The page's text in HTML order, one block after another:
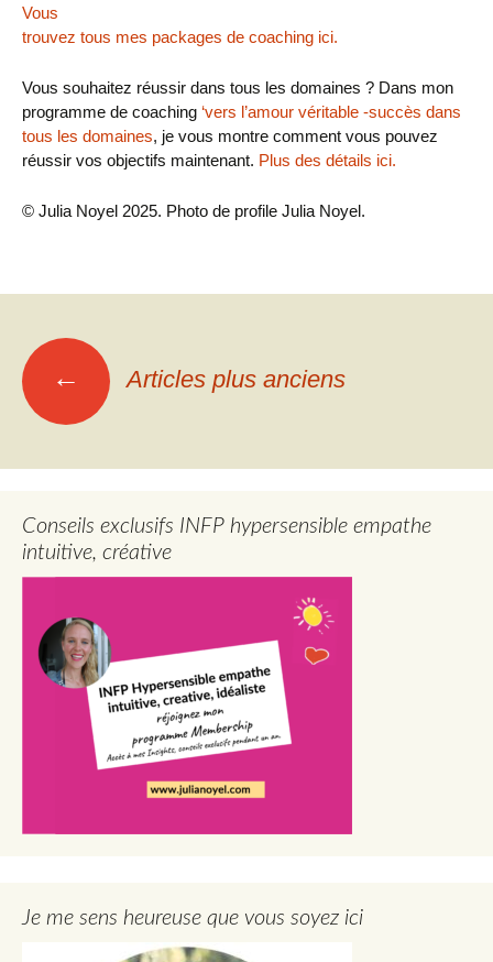
Vous
trouvez tous mes packages de coaching ici.
Vous souhaitez réussir dans tous les domaines ? Dans mon
programme de coaching ‘vers l’amour véritable -succès dans
tous les domaines, je vous montre comment vous pouvez
réussir vos objectifs maintenant. Plus des détails ici.
© Julia Noyel 2025. Photo de profile Julia Noyel.
Navigation
des
← Articles plus anciens
Conseils exclusifs INFP hypersensible empathe
intuitive, créative
Je me sens heureuse que vous soyez ici